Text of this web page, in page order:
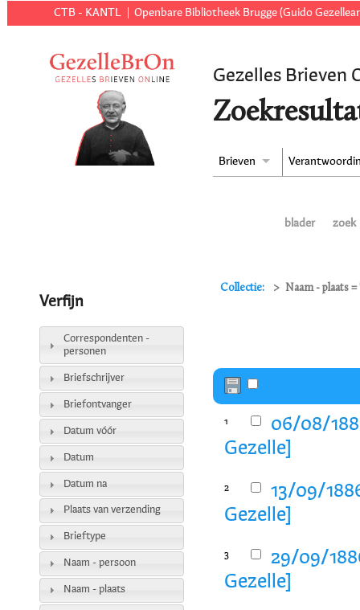
CTB - KANTL Openbare Bibliotheek Brugge (Guido
Gezelles Brieven
Brieven
blader zoek
Collectie: Naam - plaats =
1
06/08/
Gezelle]
2
13/09/
Gezelle]
3
29/09/
Gezelle]
Verfijn
Correspondenten -
personen
Briefschrijver
Briefontvanger
Datum vóór
Datum
Datum na
Plaats van verzending
Brieftype
Naam - persoon
Naam - plaats